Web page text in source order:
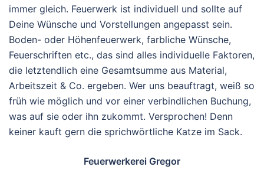
immer gleich. Feuerwerk ist individuell und sollte auf
Deine Wünsche und Vorstellungen angepasst sein.
Boden- oder Höhenfeuerwerk, farbliche Wünsche,
Feuerschriften etc., das sind alles individuelle Faktoren,
die letztendlich eine Gesamtsumme aus Material,
Arbeitszeit & Co. ergeben. Wer uns beauftragt, weiß so
früh wie möglich und vor einer verbindlichen Buchung,
was auf sie oder ihn zukommt. Versprochen! Denn
keiner kauft gern die sprichwörtliche Katze im Sack.
Feuerwerkerei Gregor